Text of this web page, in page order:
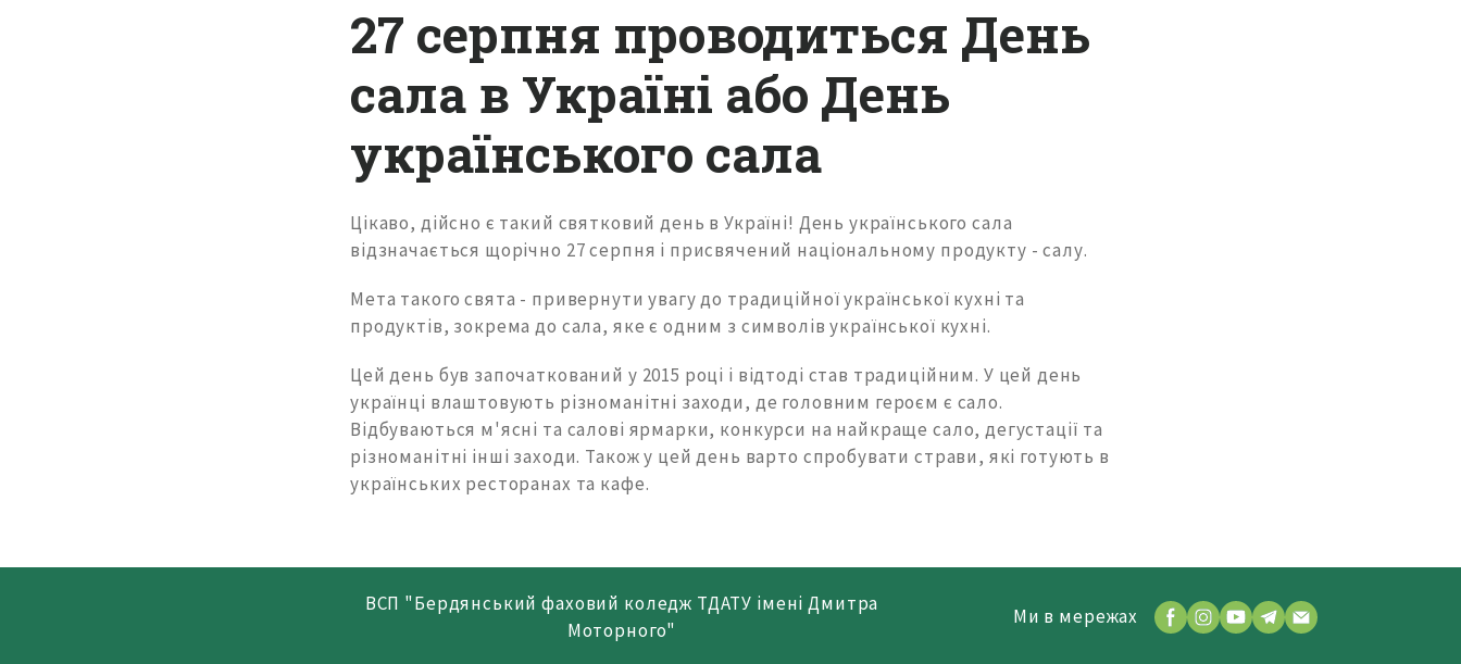
27 серпня проводиться День
сала в Україні або День
українського сала
Цікаво, дійсно є такий святковий день в Україні! День українського сала
відзначається щорічно 27 серпня і присвячений національному продукту - салу.
Мета такого свята - привернути увагу до традиційної української кухні та
продуктів, зокрема до сала, яке є одним з символів української кухні.
Цей день був започаткований у 2015 році і відтоді став традиційним. У цей день
українці влаштовують різноманітні заходи, де головним героєм є сало.
Відбуваються м'ясні та салові ярмарки, конкурси на найкраще сало, дегустації та
різноманітні інші заходи. Також у цей день варто спробувати страви, які готують в
українських ресторанах та кафе.
ВСП "Бердянський фаховий коледж ТДАТУ імені Дмитра
Моторного"
Ми в мережах